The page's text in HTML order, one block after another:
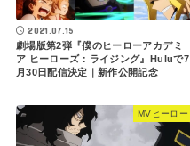
2021.07.15
劇場版第2弾『僕のヒーローアカデミ
ア ヒーローズ：ライジング』Huluで7
月30日配信決定｜新作公開記念
MVヒーロー